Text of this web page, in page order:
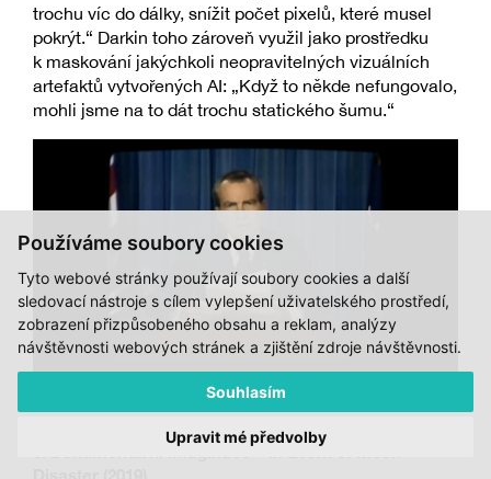
Používáme soubory cookies
Tyto webové stránky používají soubory cookies a další
sledovací nástroje s cílem vylepšení uživatelského prostředí,
zobrazení přizpůsobeného obsahu a reklam, analýzy
návštěvnosti webových stránek a zjištění zdroje návštěvnosti.
Souhlasím
Upravit mé předvolby
trochu víc do dálky, snížit počet pixelů, které musel
pokrýt.“ Darkin toho zároveň využil jako prostředku
k maskování jakýchkoli neopravitelných vizuálních
artefaktů vytvořených AI: „Když to někde nefungovalo,
mohli jsme na to dát trochu statického šumu.“
In Event of Moon Disaster(2019)
3. Dokumentární imaginace – In Event of Moon